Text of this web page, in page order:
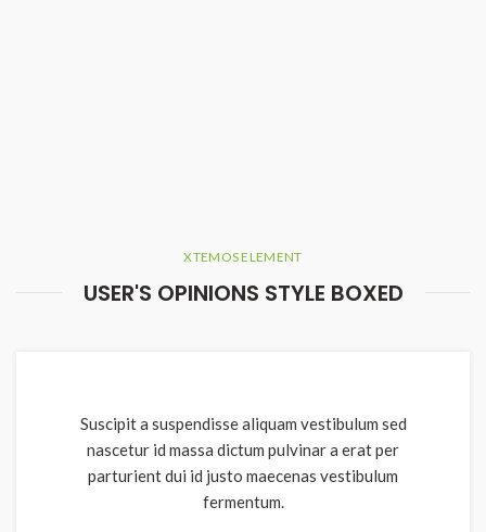
XTEMOS ELEMENT
USER'S OPINIONS STYLE BOXED
Suscipit a suspendisse aliquam vestibulum sed
nascetur id massa dictum pulvinar a erat per
parturient dui id justo maecenas vestibulum
fermentum.